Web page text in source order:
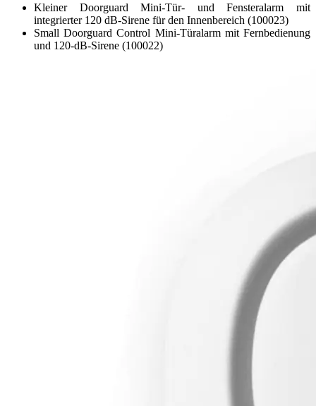
Kleiner Doorguard Mini-Tür- und Fensteralarm mit
integrierter 120 dB-Sirene für den Innenbereich (100023)
Small Doorguard Control Mini-Türalarm mit Fernbedienung
und 120-dB-Sirene (100022)